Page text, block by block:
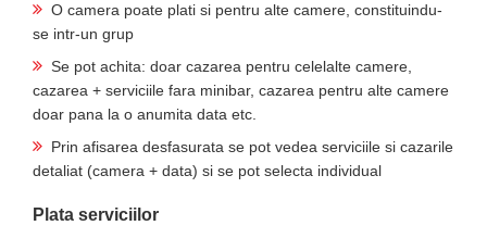
O camera poate plati si pentru alte camere, constituindu-
se intr-un grup
Se pot achita: doar cazarea pentru celelalte camere,
cazarea + serviciile fara minibar, cazarea pentru alte camere
doar pana la o anumita data etc.
Prin afisarea desfasurata se pot vedea serviciile si cazarile
detaliat (camera + data) si se pot selecta individual
Plata serviciilor